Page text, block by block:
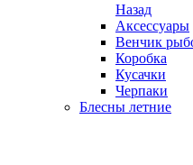
Назад
Аксессуары
Венчик
Коробка
Кусачки
Черпаки
Блесны летние